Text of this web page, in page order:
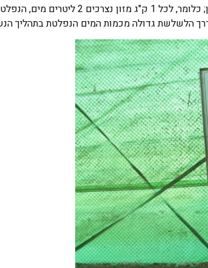
בתנאים נורמטיביים העוף צורך מים בכמות הגבוהה פי שניים
הלשלשת גדולה מכמות המים הנפלטת בתהליך